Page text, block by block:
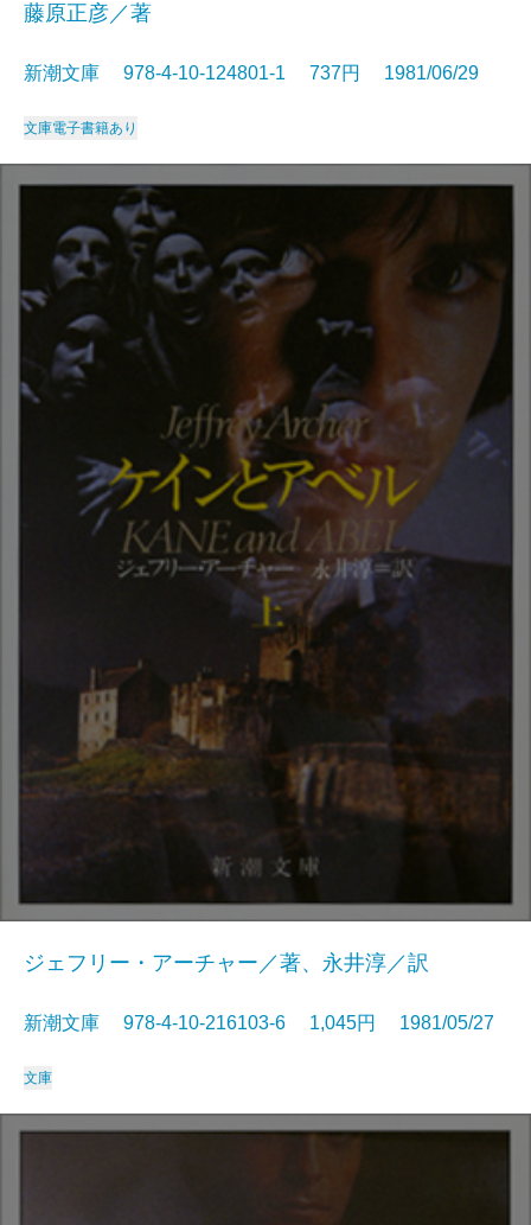
藤原正彦／著
新潮文庫 978-4-10-124801-1 737円 1981/06/29
文庫電子書籍あり
ジェフリー・アーチャー／著、永井淳／訳
新潮文庫 978-4-10-216103-6 1,045円 1981/05/27
文庫